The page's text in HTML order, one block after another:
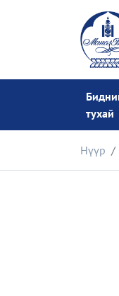
тухай
Нүүр